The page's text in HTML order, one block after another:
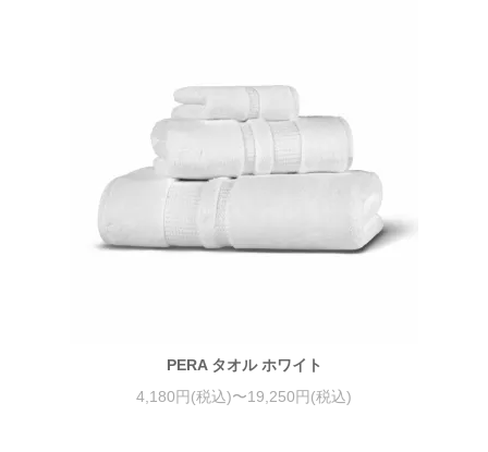
PERA タオル ホワイト
4,180円(税込)〜19,250円(税込)